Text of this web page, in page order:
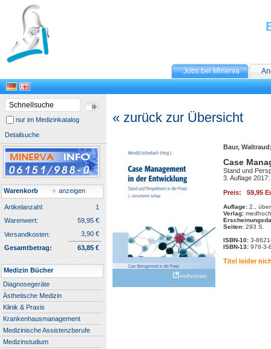
Jobs bei Minerva
nur im Medizinkatalog
Detailsuche
Warenkorb anzeigen
Artikelanzahl:
1
Warenwert:
59,95 €
Versandkosten:
3,90 €
Gesamtbetrag:
63,85 €
Medizin Bücher
Diagnosegeräte
Ästhetische Medizin
Klinik & Praxis
Krankenhausmanagement
Medizinische Assistenzberufe
Medizinstudium
« zurück zur Übersicht
Baur,
Case
Stand und
3. Auflage
Preis: 59,95
Auflage: 2.,
Verlag:
Seiten: 293 S.
ISBN-10: 3-
ISBN-13: 978-3-
Titel leider